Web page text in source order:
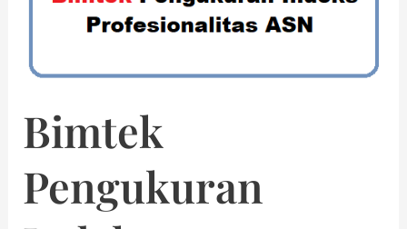
Bimtek
Pengukuran